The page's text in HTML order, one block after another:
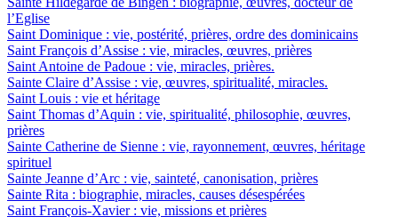
l’Eglise
Saint Dominique : vie, postérité, prières, ordre des dominicains
Saint François d’Assise : vie, miracles, œuvres, prières
Saint Antoine de Padoue : vie, miracles, prières.
Sainte Claire d’Assise : vie, œuvres, spiritualité, miracles.
Saint Louis : vie et héritage
Saint Thomas d’Aquin : vie, spiritualité, philosophie, œuvres,
prières
Sainte Catherine de Sienne : vie, rayonnement, œuvres, héritage
spirituel
Sainte Jeanne d’Arc : vie, sainteté, canonisation, prières
Sainte Rita : biographie, miracles, causes désespérées
Saint François-Xavier : vie, missions et prières